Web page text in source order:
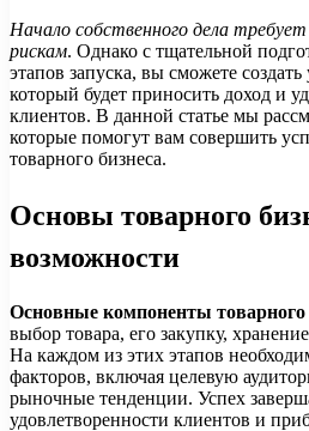
Начало собственного дела
рискам. Однако с тщательной
этапов запуска, вы сможете
который будет приносить доход и
клиентов. В данной статье мы
которые помогут вам совершить
товарного бизнеса.
Основы товарного
возможности
Основные компоненты товарного
выбор товара, его закупку,
На каждом из этих этапов
факторов, включая целевую
рыночные тенденции. Успех
удовлетворенности клиентов и